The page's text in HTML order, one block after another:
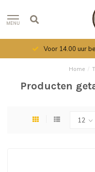
MENU
Voor 14.00 uur
Home /
Producten